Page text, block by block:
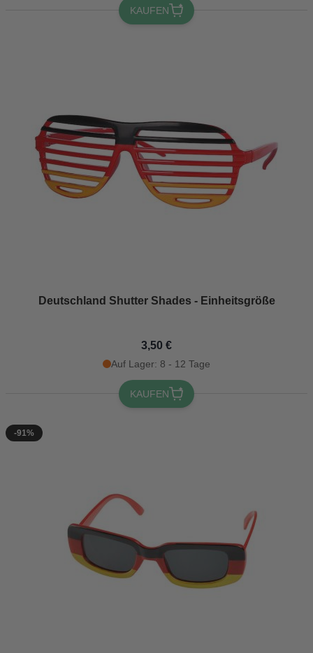
KAUFEN
Deutschland Shutter Shades - Einheitsgröße
3,50 €
Auf Lager: 8 - 12 Tage
KAUFEN
-91%